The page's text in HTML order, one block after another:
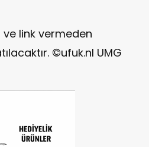
ve link vermeden
©ufuk.nl UMG